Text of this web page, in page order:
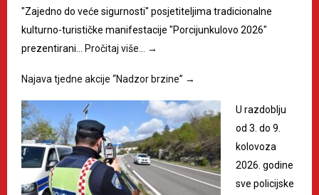
"Zajedno do veće sigurnosti" posjetiteljima tradicionalne
kulturno-turističke manifestacije "Porcijunkulovo 2026"
prezentirani…
Pročitaj više… →
Najava tjedne akcije “Nadzor brzine” →
U razdoblju
od 3. do 9.
kolovoza
2026. godine
sve policijske